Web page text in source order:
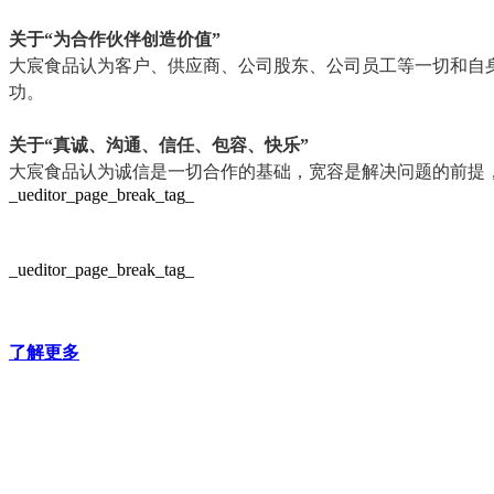
关于“为合作伙伴创造价值”
大宸食品认为客户、供应商、公司股东、公司员工等一切和
功。
关于“真诚、沟通、信任、包容、快乐”
大宸食品认为诚信是一切合作的基础，宽容是解决问题的前
_ueditor_page_break_tag_
_ueditor_page_break_tag_
了解更多